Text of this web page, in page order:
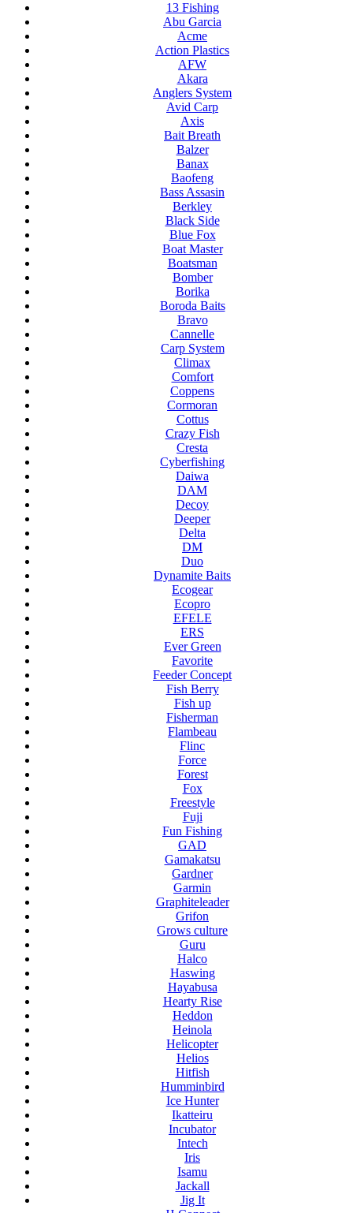
13 Fishing
Abu Garcia
Acme
Action Plastics
AFW
Akara
Anglers System
Avid Carp
Axis
Bait Breath
Balzer
Banax
Baofeng
Bass Assasin
Berkley
Black Side
Blue Fox
Boat Master
Boatsman
Bomber
Borika
Boroda Baits
Bravo
Cannelle
Carp System
Climax
Comfort
Coppens
Cormoran
Cottus
Crazy Fish
Cresta
Cyberfishing
Daiwa
DAM
Decoy
Deeper
Delta
DM
Duo
Dynamite Baits
Ecogear
Ecopro
EFELE
ERS
Ever Green
Favorite
Feeder Concept
Fish Berry
Fish up
Fisherman
Flambeau
Flinc
Force
Forest
Fox
Freestyle
Fuji
Fun Fishing
GAD
Gamakatsu
Gardner
Garmin
Graphiteleader
Grifon
Grows culture
Guru
Halco
Haswing
Hayabusa
Hearty Rise
Heddon
Heinola
Helicopter
Helios
Hitfish
Humminbird
Ice Hunter
Ikatteiru
Incubator
Intech
Iris
Isamu
Jackall
Jig It